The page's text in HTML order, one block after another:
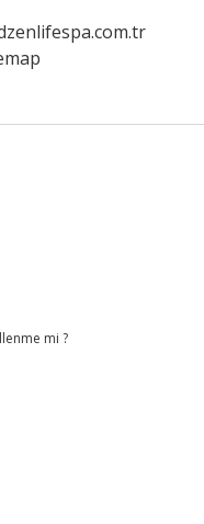
mi ?